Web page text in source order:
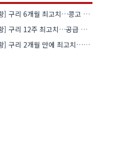
[비철금속 시황] 구리 6개월 최고치…콩고 수출 규제에 공급 우려 확대
[비철금속 시황] 구리 12주 최고치…공급 부족 우려에 강세
[비철금속 시황] 구리 2개월 만에 최고치…재고 감소에 공급 부족 우려 확대